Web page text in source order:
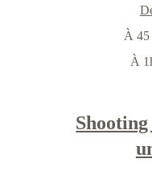
À
À